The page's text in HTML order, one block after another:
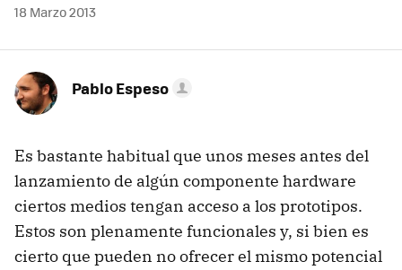
18 Marzo 2013
Pablo Espeso
Es bastante habitual que unos meses antes del
lanzamiento de algún componente hardware
ciertos medios tengan acceso a los prototipos.
Estos son plenamente funcionales y, si bien es
cierto que pueden no ofrecer el mismo potencial